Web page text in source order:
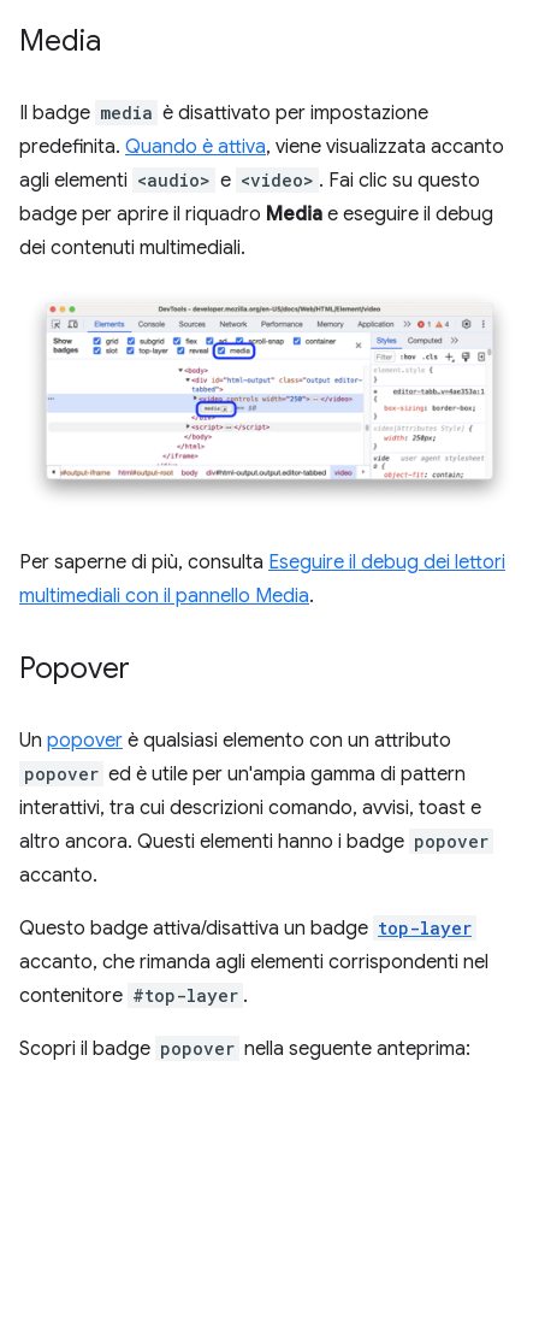
Media
Il badge media è disattivato per impostazione
predefinita. Quando è attiva, viene visualizzata accanto
agli elementi <audio> e <video> . Fai clic su questo
badge per aprire il riquadro Media e eseguire il debug
dei contenuti multimediali.
Per saperne di più, consulta Eseguire il debug dei lettori
multimediali con il pannello Media.
Popover
Un popover è qualsiasi elemento con un attributo
popover ed è utile per un'ampia gamma di pattern
interattivi, tra cui descrizioni comando, avvisi, toast e
altro ancora. Questi elementi hanno i badge popover
accanto.
Questo badge attiva/disattiva un badge top-layer
accanto, che rimanda agli elementi corrispondenti nel
contenitore #top-layer .
Scopri il badge popover nella seguente anteprima: